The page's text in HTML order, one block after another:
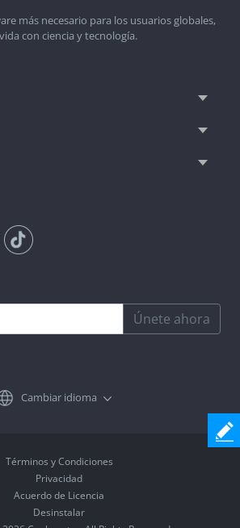
más necesario para los usuarios globales,
con ciencia y tecnología.
Únete ahora
Cambiar idioma
Términos y Condiciones
Privacidad
Acuerdo de Licencia
Desinstalar